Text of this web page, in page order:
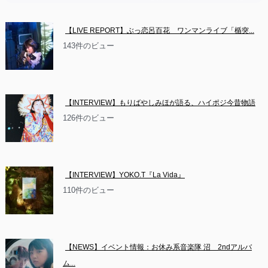
【LIVE REPORT】ぶっ恋呂百花　ワンマンライブ「楯突...
143件のビュー
【INTERVIEW】もりばやしみほが語る、ハイポジ今昔物語
126件のビュー
【INTERVIEW】YOKO.T『La Vida』
110件のビュー
【NEWS】イベント情報：お休み系音楽隊 沼　2ndアルバ
ム...